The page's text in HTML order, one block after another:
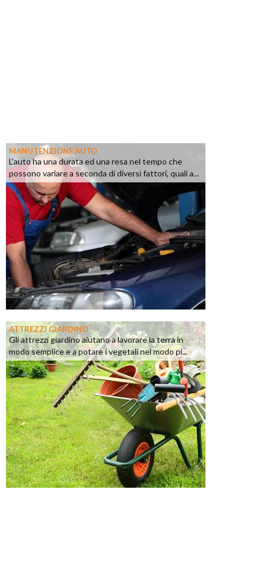
MANUTENZIONE AUTO
L'auto ha una durata ed una resa nel tempo che
possono variare a seconda di diversi fattori, quali a...
ATTREZZI GIARDINO
Gli attrezzi giardino aiutano a lavorare la terra in
modo semplice e a potare i vegetali nel modo pi...